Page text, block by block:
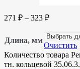
271 ₽ – 323 ₽
Длина, мм
Очистить
Количество товара
тн. кольцевой